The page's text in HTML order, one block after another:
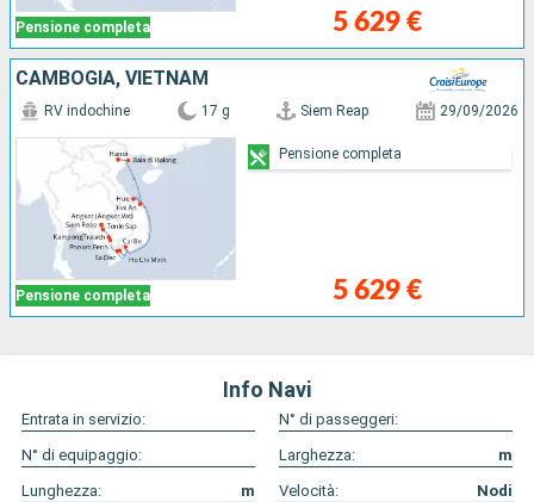
Pensione completa 5 629 €
CAMBOGIA, VIETNAM
Pensione completa
RV indochine 17 g Siem Reap 29/09/2026
5 629 €
Pensione completa
Info Navi
Entrata in servizio:
N° di passeggeri:
N° di equipaggio:
Larghezza:
m
Lunghezza:
m Velocità: Nodi